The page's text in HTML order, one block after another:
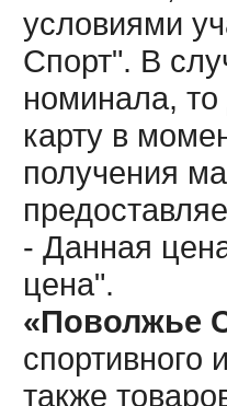
условиями
Спорт". В
номинала, то
карту в
получения
- Данная
цена".
«Поволжье
спортивного
также